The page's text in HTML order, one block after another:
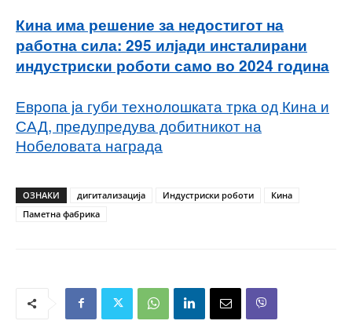
Кина има решение за недостигот на
работна сила: 295 илјади инсталирани
индустриски роботи само во 2024 година
Европа ја губи технолошката трка од Кина и
САД, предупредува добитникот на
Нобеловата награда
ОЗНАКИ дигитализација Индустриски роботи
Кина
Паметна фабрика